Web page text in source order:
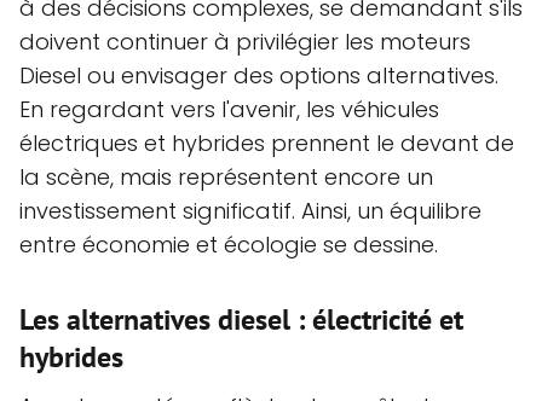
à des décisions complexes, se demandant s'ils
doivent continuer à privilégier les moteurs
Diesel ou envisager des options alternatives.
En regardant vers l'avenir, les véhicules
électriques et hybrides prennent le devant de
la scène, mais représentent encore un
investissement significatif. Ainsi, un équilibre
entre économie et écologie se dessine.
Les alternatives diesel : électricité et
hybrides